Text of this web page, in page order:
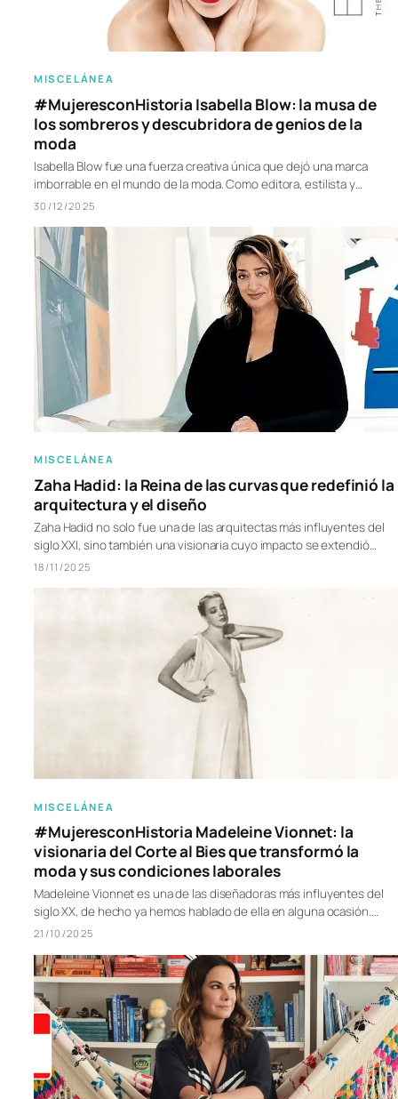
MISCELÁNEA
#MujeresconHistoria Isabella Blow: la musa de
los sombreros y descubridora de genios de la
moda
Isabella Blow fue una fuerza creativa única que dejó una marca
imborrable en el mundo de la moda. Como editora, estilista y…
30/12/2025
MISCELÁNEA
Zaha Hadid: la Reina de las curvas que redefinió la
arquitectura y el diseño
Zaha Hadid no solo fue una de las arquitectas más influyentes del
siglo XXI, sino también una visionaria cuyo impacto se extendió…
18/11/2025
MISCELÁNEA
#MujeresconHistoria Madeleine Vionnet: la
visionaria del Corte al Bies que transformó la
moda y sus condiciones laborales
Madeleine Vionnet es una de las diseñadoras más influyentes del
siglo XX, de hecho ya hemos hablado de ella en alguna ocasión.…
21/10/2025